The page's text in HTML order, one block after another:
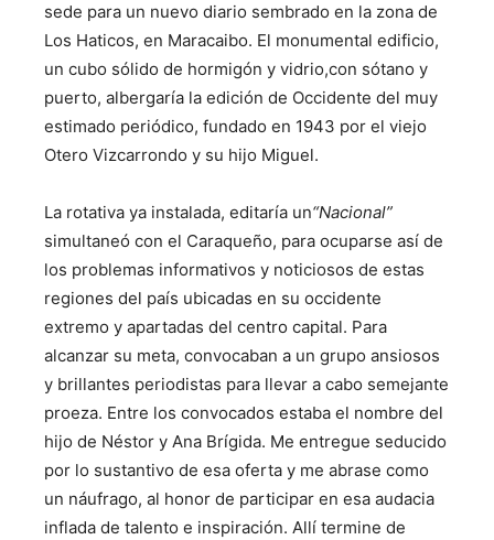
sede para un nuevo diario sembrado en la zona de
Los Haticos, en Maracaibo. El monumental edificio,
un cubo sólido de hormigón y vidrio,con sótano y
puerto, albergaría la edición de Occidente del muy
estimado periódico, fundado en 1943 por el viejo
Otero Vizcarrondo y su hijo Miguel.
La rotativa ya instalada, editaría un“Nacional”
simultaneó con el Caraqueño, para ocuparse así de
los problemas informativos y noticiosos de estas
regiones del país ubicadas en su occidente
extremo y apartadas del centro capital. Para
alcanzar su meta, convocaban a un grupo ansiosos
y brillantes periodistas para llevar a cabo semejante
proeza. Entre los convocados estaba el nombre del
hijo de Néstor y Ana Brígida. Me entregue seducido
por lo sustantivo de esa oferta y me abrase como
un náufrago, al honor de participar en esa audacia
inflada de talento e inspiración. Allí termine de